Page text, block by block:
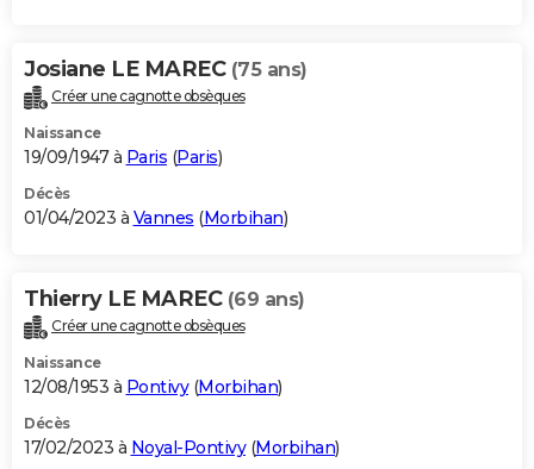
Josiane LE MAREC (75 ans)
Créer une cagnotte obsèques
Naissance
19/09/1947 à Paris (Paris)
Décès
01/04/2023 à Vannes (Morbihan)
Thierry LE MAREC (69 ans)
Créer une cagnotte obsèques
Naissance
12/08/1953 à Pontivy(Morbihan)
Décès
17/02/2023 à Noyal-Pontivy(Morbihan)